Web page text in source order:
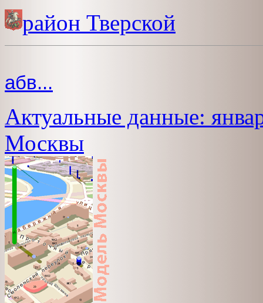
район Тверской
абв...
Актуальные данные:
Москвы